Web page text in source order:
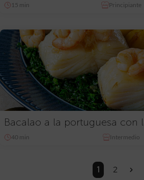
15 min Principiante
Bacalao a la portuguesa con
40 min Intermedio
1 2 »